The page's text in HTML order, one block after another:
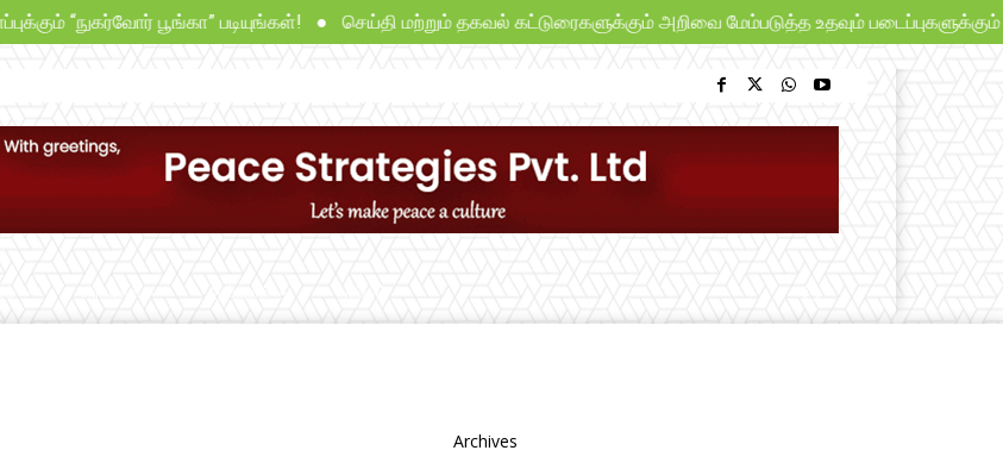
பூங்கா” படியுங்கள்! ● செய்தி மற்றும் தகவல் கட்டுரைகளுக்கும் அறிவை மேம்படுத்த உதவும் படைப்புகளுக்கும்
Archives